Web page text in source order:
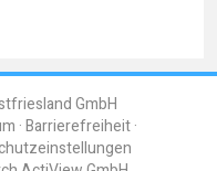
GmbH
Barrierefreiheit